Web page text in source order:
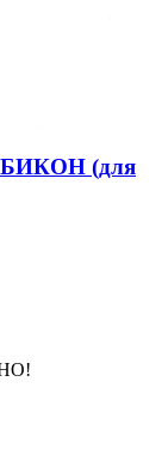
(для